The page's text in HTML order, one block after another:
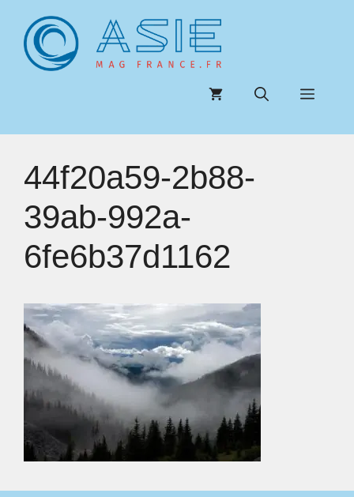
contenu
Menu
44f20a59-2b88-
39ab-992a-
6fe6b37d1162